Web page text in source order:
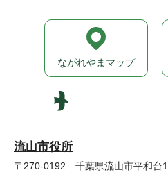
流山市役所
〒270-0192 千葉県流山市平和台
ながれやまマップ